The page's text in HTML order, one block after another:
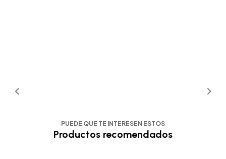
PUEDE QUE TE INTERESEN ESTOS
Productos recomendados